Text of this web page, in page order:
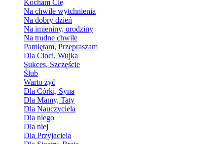
Kocham Cię
Na chwile wytchnienia
Na dobry dzień
Na imieniny, urodziny
Na trudne chwile
Pamiętam, Przepraszam
Dla Cioci, Wujka
Sukces, Szczęście
Ślub
Warto żyć
Dla Córki, Syna
Dla Mamy, Taty
Dla Nauczyciela
Dla niego
Dla niej
Dla Przyjaciela